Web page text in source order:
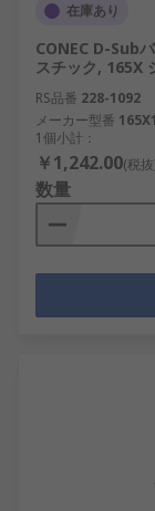
在庫あり
CONEC D-Sub
スチック, 165X
RS品番 228-1092
メーカー型番
1個小計：
￥1,242.00(税
数量